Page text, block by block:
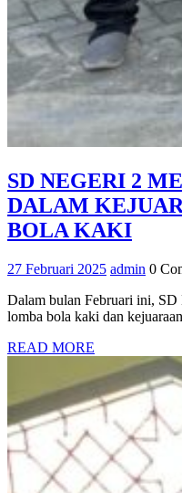
SD NEGERI 2
DALAM
BOLA KAKISD
2
DAN
BOLA
KAKI
27 Februari 202527
2025
admin admin
0
Dalam bulan Februari ini, SD Negeri 2 Banda Aceh mengikuti
lomba bola kaki dan
READ MORE
MORE